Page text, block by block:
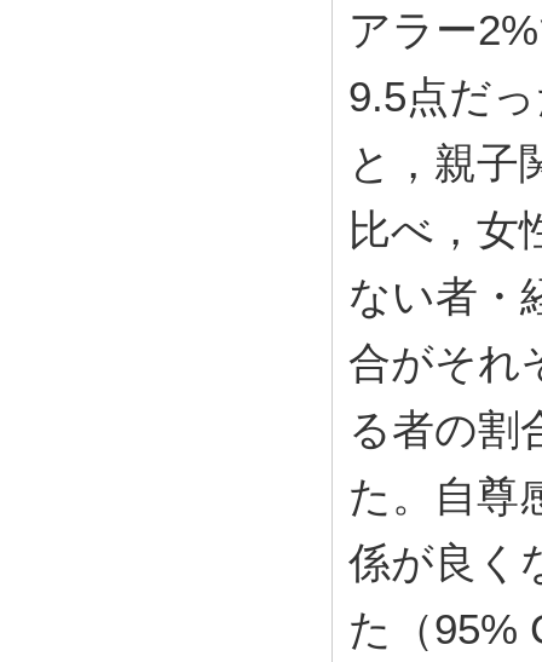
アラー
9.5点だ
と，親子
比べ，女
ない者・
合がそれ
る者の割
た。自尊
係が良く
た（95%